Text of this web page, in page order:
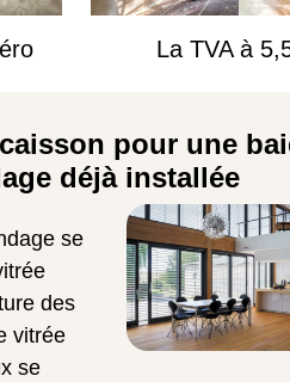
La TVA à
pour une
déjà installée
se
des
vitrée
se